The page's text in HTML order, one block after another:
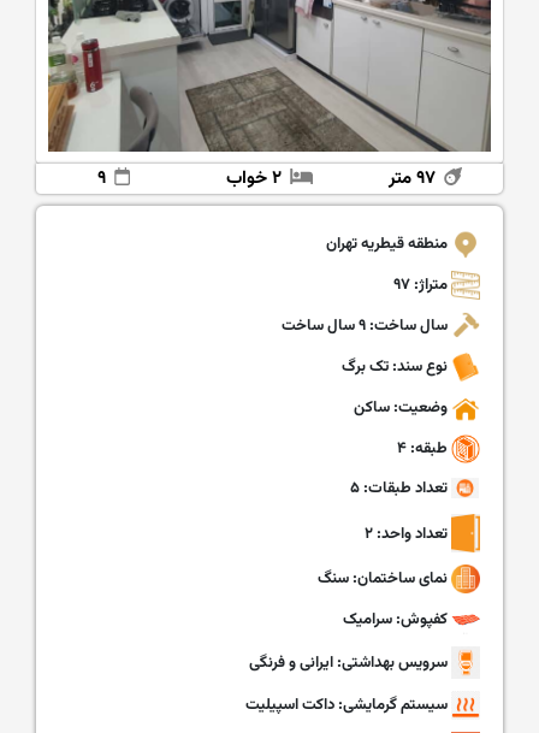
۹۷ متر ۲ خواب ۹
منطقه قیطریه تهران
متراژ: ۹۷
سال ساخت: ۹ سال ساخت
نوع سند: تک برگ
وضعیت: ساکن
طبقه: ۴
تعداد طبقات: ۵
تعداد واحد: ۲
نمای ساختمان: سنگ
کفپوش: سرامیک
سرویس بهداشتی: ایرانی و فرنگی
سیستم گرمایشی: داکت اسپیلیت